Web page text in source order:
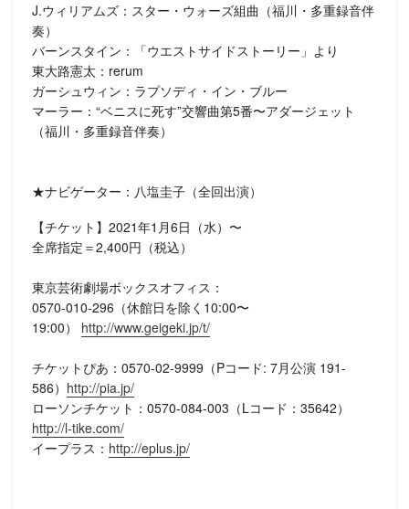
J.ウィリアムズ：スター・ウォーズ組曲（福川・多重録音伴
奏）
バーンスタイン：「ウエストサイドストーリー」より
東大路憲太：rerum
ガーシュウィン：ラプソディ・イン・ブルー
マーラー：“ベニスに死す”交響曲第5番〜アダージェット
（福川・多重録音伴奏）
★ナビゲーター：八塩圭子（全回出演）
【チケット】2021年1月6日（水）〜
全席指定＝2,400円（税込）
東京芸術劇場ボックスオフィス：
0570-010-296（休館日を除く10:00〜
19:00） http://www.geigeki.jp/t/
チケットぴあ：0570-02-9999（Pコード: 7月公演 191-
586） http://pia.jp/
ローソンチケット：0570-084-003（Lコード：35642）
http://l-tike.com/
イープラス： http://eplus.jp/